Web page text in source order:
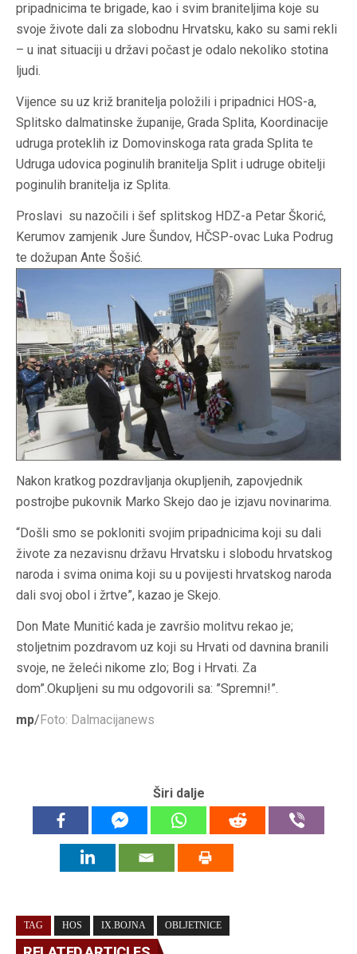
pripadnicima te brigade, kao i svim braniteljima koje su
svoje živote dali za slobodnu Hrvatsku, kako su sami rekli
– u inat situaciji u državi počast je odalo nekoliko stotina
ljudi.
Vijence su uz križ branitelja položili i pripadnici HOS-a,
Splitsko dalmatinske županije, Grada Splita, Koordinacije
udruga proteklih iz Domovinskoga rata grada Splita te
Udruga udovica poginulih branitelja Split i udruge obitelji
poginulih branitelja iz Splita.
Proslavi su nazočili i šef splitskog HDZ-a Petar Škorić,
Kerumov zamjenik Jure Šundov, HČSP-ovac Luka Podrug
te dožupan Ante Šošić.
Nakon kratkog pozdravljanja okupljenih, zapovjednik
postrojbe pukovnik Marko Skejo dao je izjavu novinarima.
“Došli smo se pokloniti svojim pripadnicima koji su dali
živote za nezavisnu državu Hrvatsku i slobodu hrvatskog
naroda i svima onima koji su u povijesti hrvatskog naroda
dali svoj obol i žrtve”, kazao je Skejo.
Don Mate Munitić kada je završio molitvu rekao je;
stoljetnim pozdravom uz koji su Hrvati od davnina branili
svoje, ne želeći nikome zlo; Bog i Hrvati. Za
dom”.Okupljeni su mu odgovorili sa: ”Spremni!”.
mp/ Foto: Dalmacijanews
Širi dalje
TAG HOS IX.BOJNA OBLJETNICE